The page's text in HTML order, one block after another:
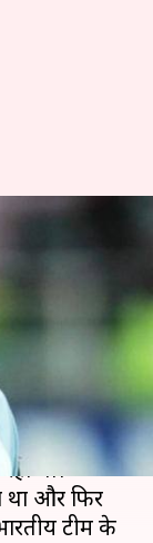
चाहते
कप
रॉबिन
था।
था और फिर
टीम के